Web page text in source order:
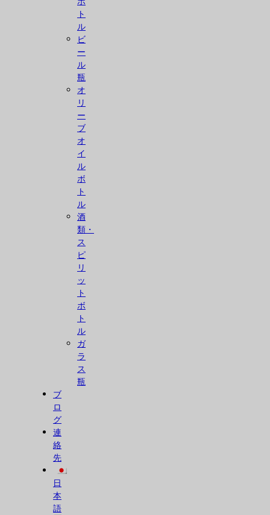
ト
ル
ビ
ー
ル
瓶
オ
リ
ー
ブ
オ
イ
ル
ボ
ト
ル
酒
類・
ス
ピ
リ
ッ
ト
ボ
ト
ル
ガ
ラ
ス
瓶
ブ
ロ
グ
連
絡
先
日
本
語